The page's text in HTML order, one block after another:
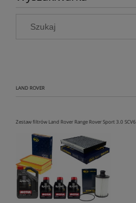
LAND ROVER
Zestaw filtrów Land Rover Range Rover Sport 3.0 SCV6